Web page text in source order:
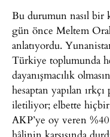
Bu durumun nasıl
gün önce Meltem
anlatıyordu.
Türkiye toplumunda
dayanışmacılık
hesaptan yapılan
iletiliyor; elbette
AKP’ye oy veren